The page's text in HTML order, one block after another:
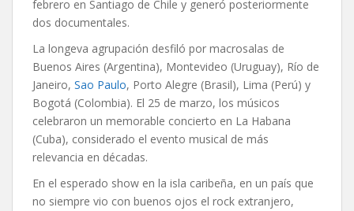
febrero en Santiago de Chile y generó posteriormente
dos documentales.
La longeva agrupación desfiló por macrosalas de
Buenos Aires (Argentina), Montevideo (Uruguay), Río de
Janeiro, Sao Paulo, Porto Alegre (Brasil), Lima (Perú) y
Bogotá (Colombia). El 25 de marzo, los músicos
celebraron un memorable concierto en La Habana
(Cuba), considerado el evento musical de más
relevancia en décadas.
En el esperado show en la isla caribeña, en un país que
no siempre vio con buenos ojos el rock extranjero,